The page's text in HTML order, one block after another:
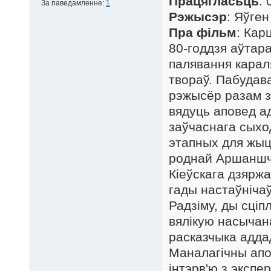
За паведамленне: 1
Рэжысэр:
Пра фільм:
80-годдзя
палявання
твораў.
рэжысёр разам
вядуць аповед
заўчаснага
этапных для
роднай
Кіеўскага
гады
Радзіму, ды
вялікую
расказчыка
Маналагічны